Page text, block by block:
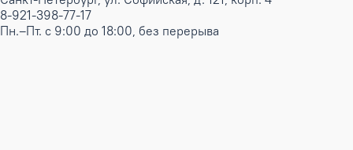
8-921-398-77-17
Пн.–Пт. с 9:00 до 18:00, без перерыва